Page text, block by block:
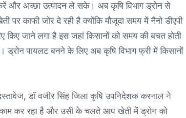
और अच्छा उत्पादन ले सके। अब कृषि विभाग ड्रोन से
पर काफी जोर दे रही है क्योंकि मौजूदा समय में नैनो डीएपी
किए जाने लगा है इस जहां किसानों को समय की बचत होती
ड्रोन पायलट बनने के लिए अब कृषि विभाग फ्री में किसानों
डॉ वजीर सिंह जिला कृषि उपनिदेशक करनाल ने
काम कर रहा है और उसी के चलते आप खेती में ड्रोन को